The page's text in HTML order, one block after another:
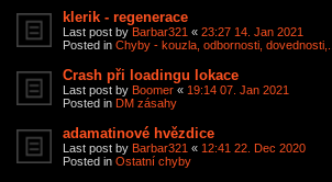
klerik - regenerace
Last post by Barbar321 « 23:27 14. Jan 2021
Posted in Chyby - kouzla, odbornosti, dovednosti,...
Crash při loadingu lokace
Last post by Boomer « 19:14 07. Jan 2021
Posted in DM zásahy
adamatinové hvězdice
Last post by Barbar321 « 12:41 22. Dec 2020
Posted in Ostatní chyby